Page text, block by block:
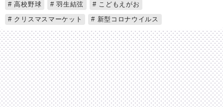
高校野球
羽生結弦
こどもえがお
クリスマスマーケット
新型コロナウイルス